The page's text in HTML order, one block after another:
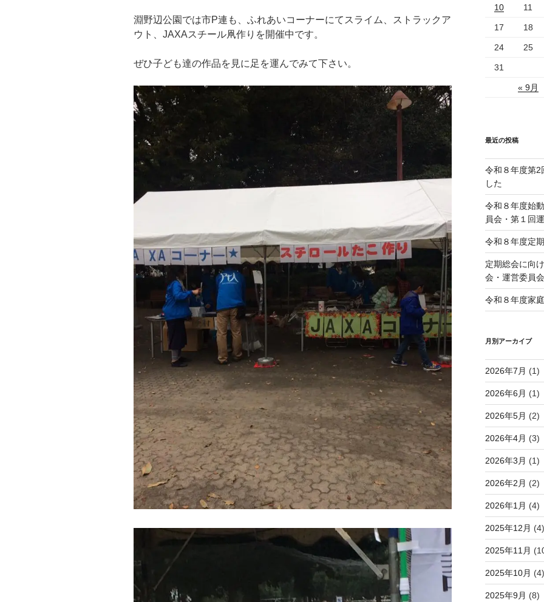
淵野辺公園では市P連も、ふれあいコーナーにてスライム、ストラックア
ウト、JAXAスチール凧作りを開催中です。
ぜひ子ども達の作品を見に足を運んでみて下さい。
« 9月
10 11
17 18
24 25
31
最近の投稿
令和８年度第2
した
令和８年度始
員会・第１回
令和８年度定
定期総会に向
会・運営委員
令和８年度家
月別アーカイブ
2026年7月 (1)
2026年6月 (1)
2026年5月 (2)
2026年4月 (3)
2026年3月 (1)
2026年2月 (2)
2026年1月 (4)
2025年12月 (4)
2025年11月
2025年10月 (4)
2025年9月 (8)